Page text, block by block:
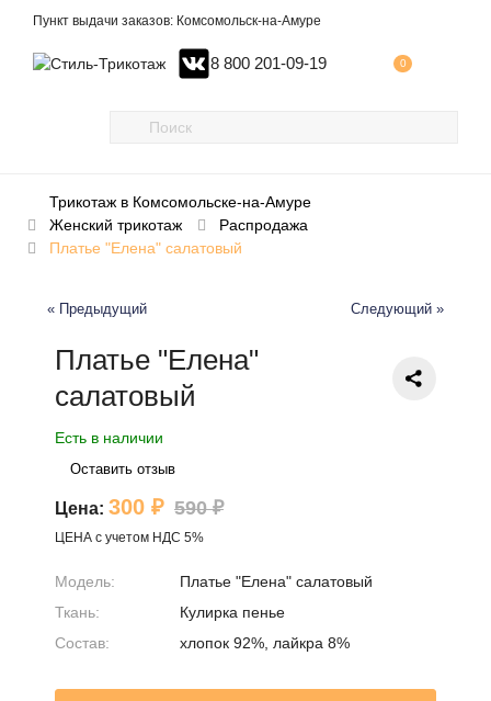
Пункт выдачи заказов: Комсомольск-на-Амуре
8 800 201-09-19 0
Трикотаж в Комсомольске-на-Амуре
Женский трикотаж
Распродажа
Платье "Елена" салатовый
« Предыдущий Следующий »
Платье "Елена"
салатовый
Есть в наличии
Оставить отзыв
Цена: 300 ₽ 590 ₽
ЦЕНА с учетом НДС 5%
Модель:
Платье "Елена" салатовый
Ткань:
Кулирка пенье
Состав:
хлопок 92%, лайкра 8%